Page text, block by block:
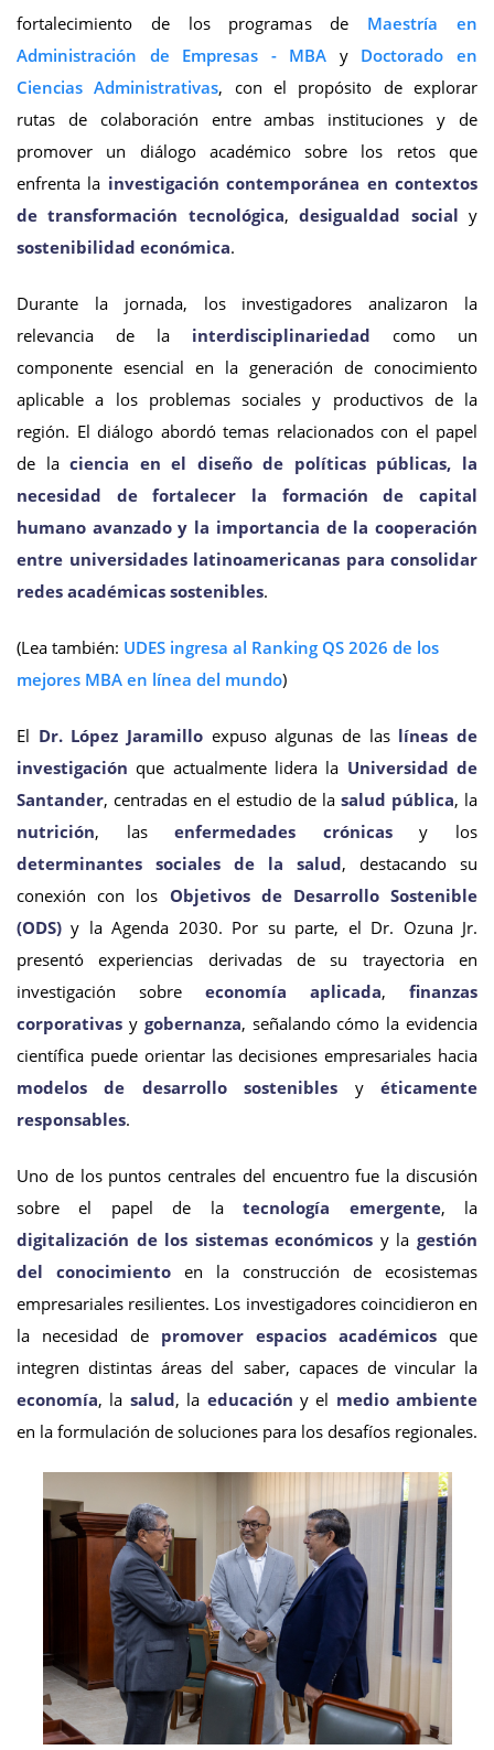
fortalecimiento de los programas de Maestría en
Administración de Empresas - MBA y Doctorado en
Ciencias Administrativas, con el propósito de explorar
rutas de colaboración entre ambas instituciones y de
promover un diálogo académico sobre los retos que
enfrenta la investigación contemporánea en contextos
de transformación tecnológica,desigualdad social y
sostenibilidad económica.
Durante la jornada, los investigadores analizaron la
relevancia de la interdisciplinariedad como un
componente esencial en la generación de conocimiento
aplicable a los problemas sociales y productivos de la
región. El diálogo abordó temas relacionados con el papel
de laciencia en el diseño de políticas públicas, la
necesidad de fortalecer la formación de capital
humano avanzado y la importancia de la cooperación
entre universidades latinoamericanas para consolidar
redes académicas sostenibles.
(Lea también: UDES ingresa al Ranking QS 2026 de los
mejores MBA en línea del mundo)
El Dr. López Jaramillo expuso algunas de las líneas de
investigación que actualmente lidera la Universidad de
Santander, centradas en el estudio de la salud pública, la
nutrición, lasenfermedades crónicasy los
determinantes sociales de la salud, destacando su
conexión con los Objetivos de Desarrollo Sostenible
(ODS) y la Agenda 2030. Por su parte, el Dr. Ozuna Jr.
presentó experiencias derivadas de su trayectoria en
investigación sobre economía aplicada, finanzas
corporativas y gobernanza, señalando cómo la evidencia
científica puede orientar las decisiones empresariales hacia
modelos de desarrollo sostenibles yéticamente
responsables.
Uno de los puntos centrales del encuentro fue la discusión
sobre el papel de latecnología emergente, la
digitalización de los sistemas económicos y lagestión
del conocimiento en la construcción de ecosistemas
empresariales resilientes. Los investigadores coincidieron en
la necesidad de promover espacios académicos que
integren distintas áreas del saber, capaces de vincular la
economía, la salud, la educación y el medio ambiente
en la formulación de soluciones para los desafíos regionales.